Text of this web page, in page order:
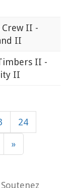
Crew II -
II
II -
II
24
»